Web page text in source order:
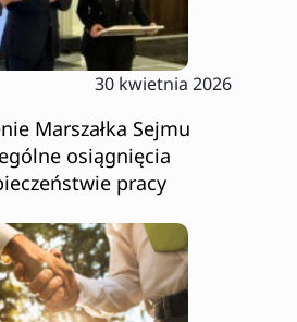
30 kwietnia 2026
Marszałka Sejmu
osiągnięcia
pracy